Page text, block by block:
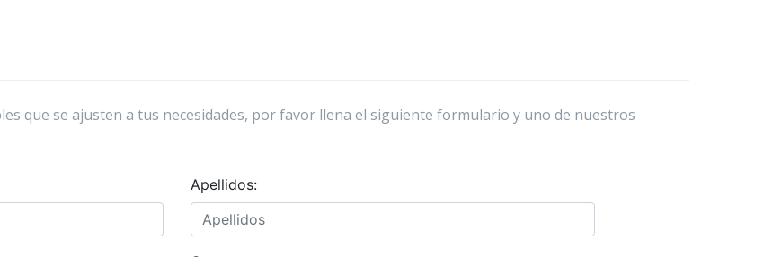
que se ajusten a tus necesidades, por favor llena el siguiente formulario y uno de nuestros